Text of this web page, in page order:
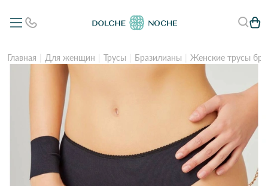
Главная Для женщин Трусы Бразилианы Женские трусы